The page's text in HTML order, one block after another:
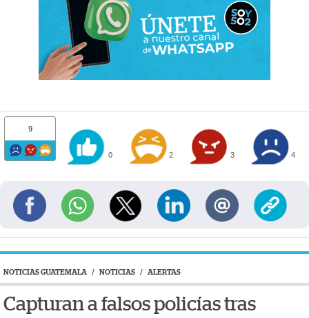
9
0 2 3 4
NOTICIAS GUATEMALA / NOTICIAS / ALERTAS
Capturan a falsos policías tras